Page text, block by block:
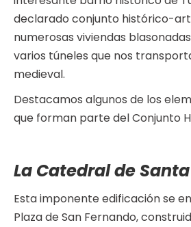
declarado conjunto histórico-
numerosas viviendas
varios túneles que nos
medieval.
Destacamos algunos de los
que forman parte del Conjunto
La Catedral de
Esta imponente edificación se
Plaza de San Fernando,